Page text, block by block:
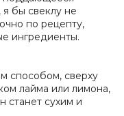
бы свеклу не
по рецепту,
ингредиенты.
способом, сверху
лайма или лимона,
станет сухим и